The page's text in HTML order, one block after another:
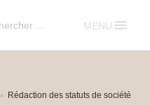
MENU
Rédaction des statuts de société